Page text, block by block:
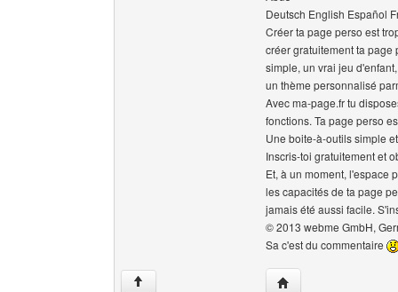
Deutsch English Español
Créer ta page perso est
créer gratuitement ta page
simple, un vrai jeu
un thème personnalisé
Avec ma-page.fr tu
fonctions. Ta page perso
Une boite-à-outils simple
Inscris-toi gratuitement et
Et, à un moment, l'espace
les capacités de ta page
jamais été aussi facile.
© 2013 webme GmbH,
Sa c'est du commentaire
↑ Visiter le site web